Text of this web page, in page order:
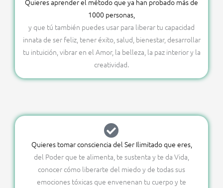
1000 personas,
y que tú también puedes usar para liberar tu capacidad
innata de ser feliz, tener éxito, salud, bienestar, desarrollar
tu intuición, vibrar en el Amor, la belleza, la paz interior y la
creatividad.
Quieres tomar consciencia del Ser Ilimitado que eres,
del Poder que te alimenta, te sustenta y te da Vida,
conocer cómo liberarte del miedo y de todas sus
emociones tóxicas que envenenan tu cuerpo y te